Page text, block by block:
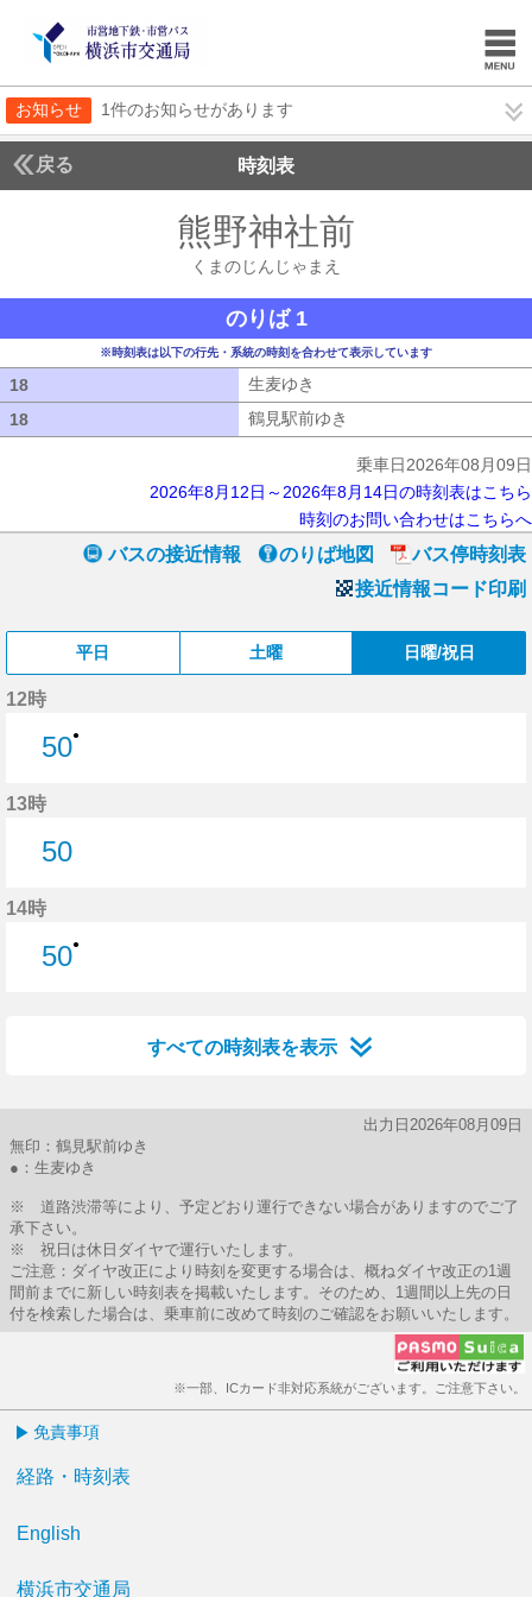
お知らせ 1件のお知らせがあります
戻る 時刻表
熊野神社前
くまのじんじゃまえ
のりば 1
※時刻表は以下の行先・系統の時刻を合わせて表示しています
18 生麦ゆき
18
鶴見駅前ゆき
乗車日2026年08月09日
2026年8月12日～2026年8月14日の時刻表はこちら
時刻のお問い合わせはこちらへ
バスの接近情報 のりば地図
バス停時刻表
接近情報コード印刷
平日 土曜 日曜/祝日
12時
50●
13時
50
14時
50●
すべての時刻表を表示
出力日2026年08月09日
無印：鶴見駅前ゆき
●：生麦ゆき
※ 道路渋滞等により、予定どおり運行できない場合がありますのでご了
承下さい。
※ 祝日は休日ダイヤで運行いたします。
ご注意：ダイヤ改正により時刻を変更する場合は、概ねダイヤ改正の1週
間前までに新しい時刻表を掲載いたします。そのため、1週間以上先の日
付を検索した場合は、乗車前に改めて時刻のご確認をお願いいたします。
※一部、ICカード非対応系統がございます。ご注意下さい。
免責事項
経路・時刻表
English
横浜市交通局